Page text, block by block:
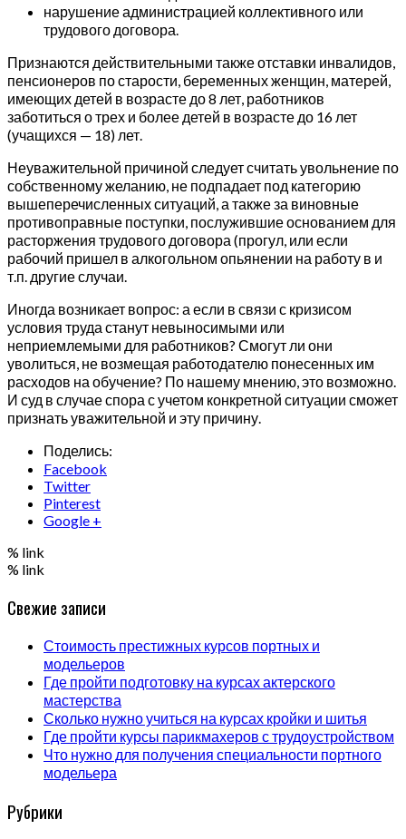
нарушение администрацией коллективного или
трудового договора.
Признаются действительными также отставки инвалидов,
пенсионеров по старости, беременных женщин, матерей,
имеющих детей в возрасте до 8 лет, работников
заботиться о трех и более детей в возрасте до 16 лет
(учащихся — 18) лет.
Неуважительной причиной следует считать увольнение по
собственному желанию, не подпадает под категорию
вышеперечисленных ситуаций, а также за виновные
противоправные поступки, послужившие основанием для
расторжения трудового договора (прогул, или если
рабочий пришел в алкогольном опьянении на работу в и
т.п. другие случаи.
Иногда возникает вопрос: а если в связи с кризисом
условия труда станут невыносимыми или
неприемлемыми для работников? Смогут ли они
уволиться, не возмещая работодателю понесенных им
расходов на обучение? По нашему мнению, это возможно.
И суд в случае спора с учетом конкретной ситуации сможет
признать уважительной и эту причину.
Поделись:
Facebook
Twitter
Pinterest
Google +
% link
% link
Свежие записи
Стоимость престижных курсов портных и
модельеров
Где пройти подготовку на курсах актерского
мастерства
Сколько нужно учиться на курсах кройки и шитья
Где пройти курсы парикмахеров с трудоустройством
Что нужно для получения специальности портного
модельера
Рубрики